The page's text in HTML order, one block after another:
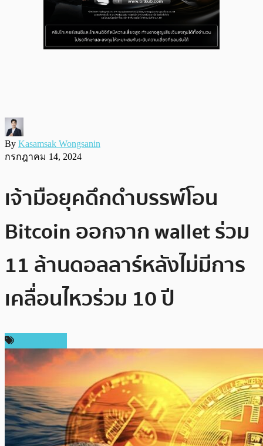
By Kasamsak Wongsanin
กรกฎาคม 14, 2024
เจ้ามือยุคดึกดำบรรพ์โอน
Bitcoin ออกจาก wallet ร่วม
11 ล้านดอลลาร์หลังไม่มีการ
เคลื่อนไหวร่วม 10 ปี